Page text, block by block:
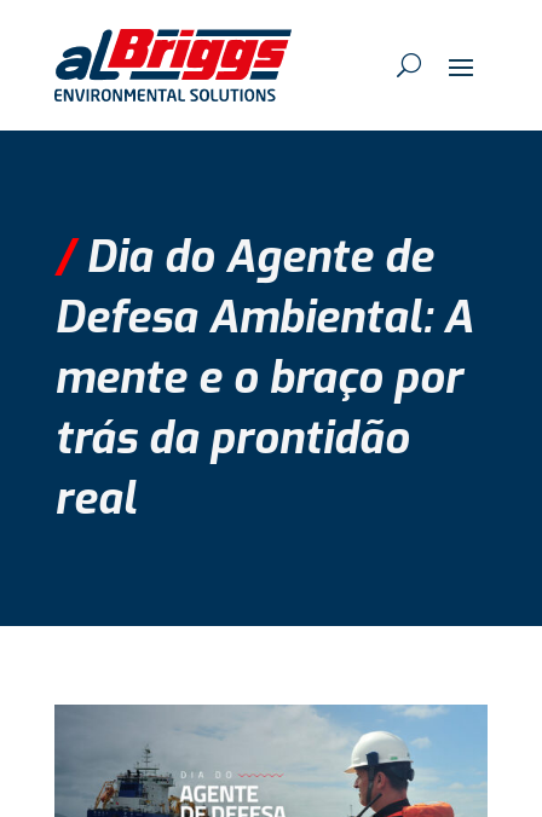
/Dia do Agente de
Defesa Ambiental: A
mente e o braço por
trás da prontidão
real